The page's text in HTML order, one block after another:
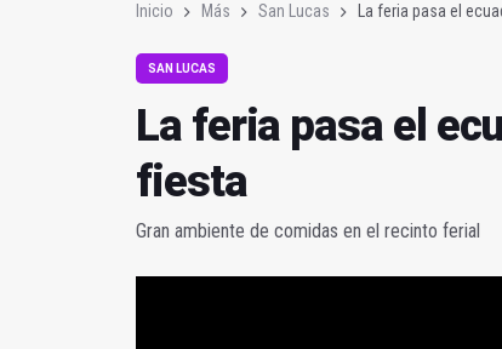
Inicio Más San Lucas La feria pasa el
SAN LUCAS
La feria pasa el
fiesta
Gran ambiente de comidas en el recinto ferial